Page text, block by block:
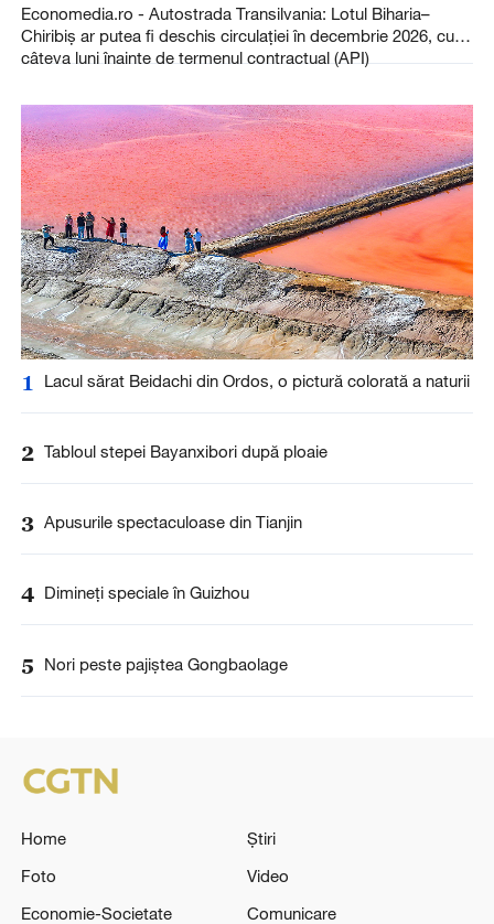
Economedia.ro - Autostrada Transilvania: Lotul Biharia–
Chiribiș ar putea fi deschis circulației în decembrie 2026, cu
câteva luni înainte de termenul contractual (API)
1 Lacul sărat Beidachi din Ordos, o pictură colorată a naturii
2 Tabloul stepei Bayanxibori după ploaie
3 Apusurile spectaculoase din Tianjin
4 Dimineți speciale în Guizhou
5 Nori peste pajiștea Gongbaolage
Home
Știri
Foto
Video
Economie-Societate
Comunicare